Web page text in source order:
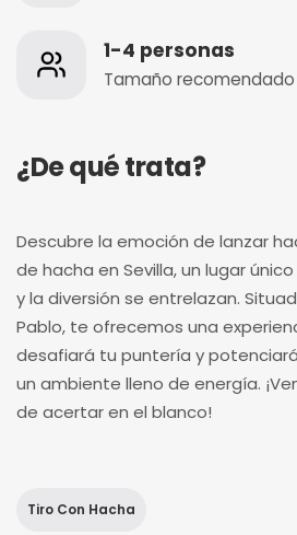
1-4 personas
Tamaño
¿De qué trata?
Descubre la emoción de lanzar
de hacha en Sevilla, un lugar
y la diversión se entrelazan.
Pablo, te ofrecemos una
desafiará tu puntería y
un ambiente lleno de energía.
de acertar en el blanco!
Tiro Con Hacha